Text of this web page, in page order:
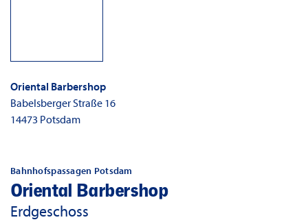
Oriental Barbershop
Babelsberger Straße 16
14473 Potsdam
Bahnhofspassagen Potsdam
Oriental Barbershop
Erdgeschoss